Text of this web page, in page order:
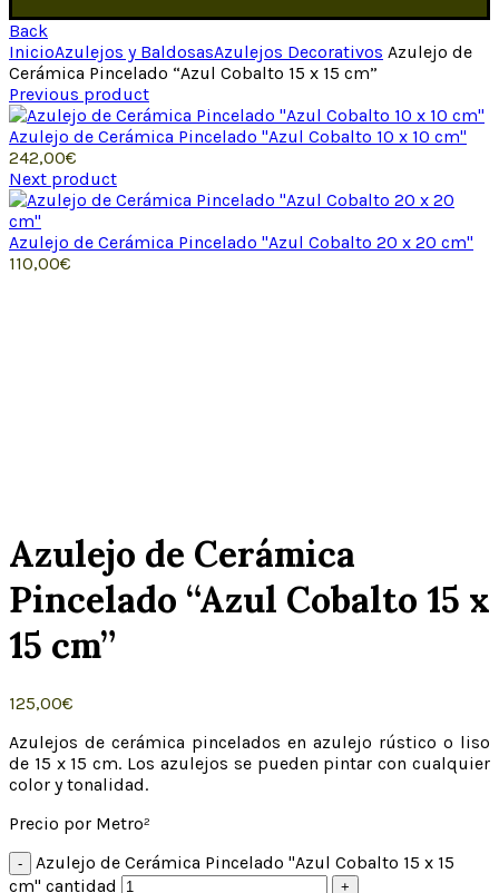
Back
InicioAzulejos y BaldosasAzulejos Decorativos Azulejo de
Cerámica Pincelado “Azul Cobalto 15 x 15 cm”
Previous product
Azulejo de Cerámica Pincelado "Azul Cobalto 10 x 10 cm"
242,00€
Next product
Azulejo de Cerámica Pincelado "Azul Cobalto 20 x 20 cm"
110,00€
Azulejo de Cerámica
Pincelado “Azul Cobalto 15 x
15 cm”
125,00€
Azulejos de cerámica pincelados en azulejo rústico o liso
de 15 x 15 cm. Los azulejos se pueden pintar con cualquier
color y tonalidad.
Precio por Metro²
Azulejo de Cerámica Pincelado "Azul Cobalto 15 x 15
cm" cantidad